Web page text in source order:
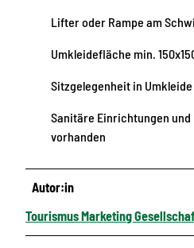
Lifter oder Rampe am
Umkleidefläche min.
Sitzgelegenheit in
Sanitäre Einrichtungen
vorhanden
Autor:in
Tourismus Marketing